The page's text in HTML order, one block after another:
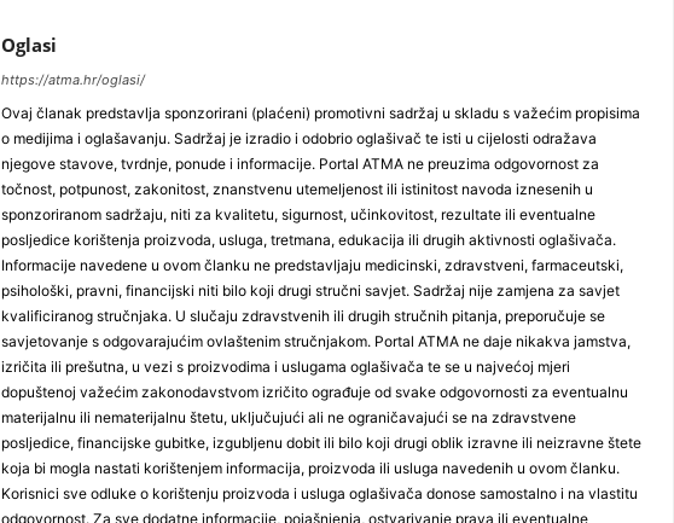
Oglasi
https://atma.hr/oglasi/
Ovaj članak predstavlja sponzorirani (plaćeni) promotivni sadržaj u skladu s važećim propisima
o medijima i oglašavanju. Sadržaj je izradio i odobrio oglašivač te isti u cijelosti odražava
njegove stavove, tvrdnje, ponude i informacije. Portal ATMA ne preuzima odgovornost za
točnost, potpunost, zakonitost, znanstvenu utemeljenost ili istinitost navoda iznesenih u
sponzoriranom sadržaju, niti za kvalitetu, sigurnost, učinkovitost, rezultate ili eventualne
posljedice korištenja proizvoda, usluga, tretmana, edukacija ili drugih aktivnosti oglašivača.
Informacije navedene u ovom članku ne predstavljaju medicinski, zdravstveni, farmaceutski,
psihološki, pravni, financijski niti bilo koji drugi stručni savjet. Sadržaj nije zamjena za savjet
kvalificiranog stručnjaka. U slučaju zdravstvenih ili drugih stručnih pitanja, preporučuje se
savjetovanje s odgovarajućim ovlaštenim stručnjakom. Portal ATMA ne daje nikakva jamstva,
izričita ili prešutna, u vezi s proizvodima i uslugama oglašivača te se u najvećoj mjeri
dopuštenoj važećim zakonodavstvom izričito ograđuje od svake odgovornosti za eventualnu
materijalnu ili nematerijalnu štetu, uključujući ali ne ograničavajući se na zdravstvene
posljedice, financijske gubitke, izgubljenu dobit ili bilo koji drugi oblik izravne ili neizravne štete
koja bi mogla nastati korištenjem informacija, proizvoda ili usluga navedenih u ovom članku.
Korisnici sve odluke o korištenju proizvoda i usluga oglašivača donose samostalno i na vlastitu
odgovornost. Za sve dodatne informacije, pojašnjenja, ostvarivanje prava ili eventualne